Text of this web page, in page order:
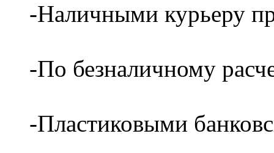
-Наличными курьеру
-По безналичному
-Пластиковыми